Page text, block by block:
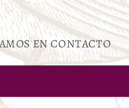
EN CONTACTO